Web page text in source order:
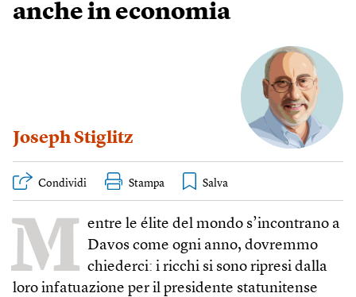
anche in economia
Joseph Stiglitz
Condividi Stampa
M entre le élite del mondo s’incontrano a
Davos come ogni anno, dovremmo
chiederci: i ricchi si sono ripresi dalla
loro infatuazione per il presidente statunitense